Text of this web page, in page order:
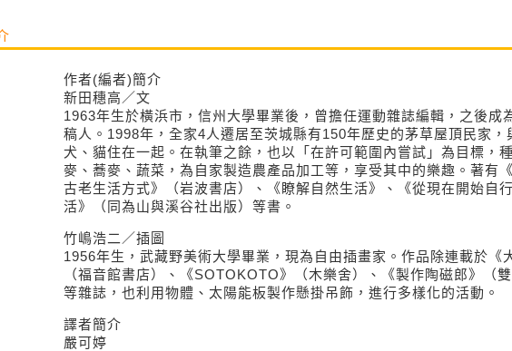
作者(編者)簡介
新田穗高／文
1963年生於橫浜市，信州大學畢業後，曾擔任運動雜誌編輯，之後成
稿人。1998年，全家4人遷居至茨城縣有150年歷史的茅草屋頂民家，
犬、貓住在一起。在執筆之餘，也以「在許可範圍內嘗試」為目標，
麥、蕎麥、蔬菜，為自家製造農產品加工等，享受其中的樂趣。著有
古老生活方式》（岩波書店）、《瞭解自然生活》、《從現在開始自
活》（同為山與溪谷社出版）等書。
竹嶋浩二／插圖
1956年生，武藏野美術大學畢業，現為自由插畫家。作品除連載於《
（福音館書店）、《SOTOKOTO》（木樂舍）、《製作陶磁郎》（雙
等雜誌，也利用物體、太陽能板製作懸掛吊飾，進行多樣化的活動。
譯者簡介
嚴可婷